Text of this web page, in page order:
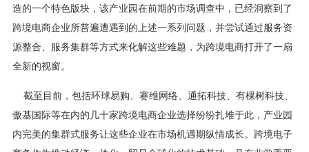
造的一个特色版块，该产业园在前期的市场调查中，已经洞察到了
跨境电商企业所普遍遭遇到的上述一系列问题，并尝试通过服务资
源整合、服务集群等方式来化解这些难题，为跨境电商打开了一扇
全新的视窗。
截至目前，包括环球易购、赛维网络、通拓科技、有棵树科技、
傲基国际等在内的几十家跨境电商企业选择纷纷扎堆于此，产业园
内完美的集群式服务让这些企业在市场机遇期纵情成长。跨境电子